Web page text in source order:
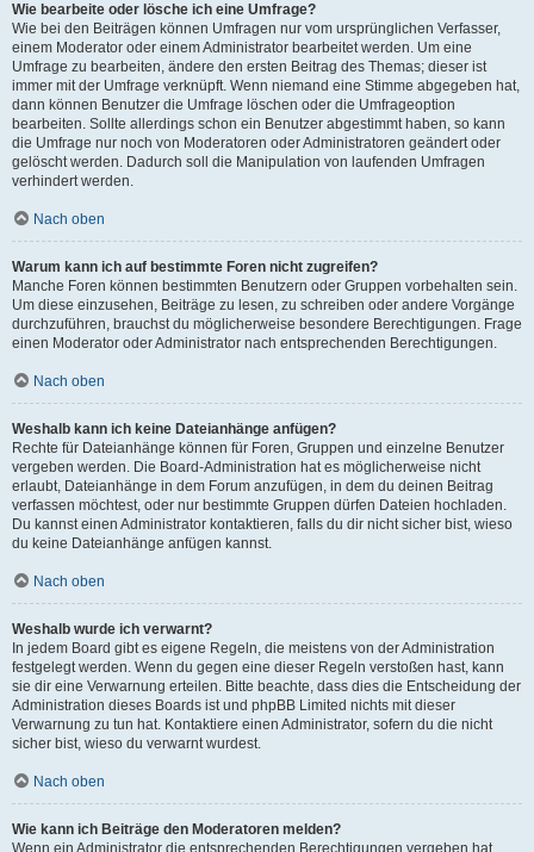
Wie bearbeite oder lösche ich eine Umfrage?
Wie bei den Beiträgen können Umfragen nur vom ursprünglichen Verfasser,
einem Moderator oder einem Administrator bearbeitet werden. Um eine
Umfrage zu bearbeiten, ändere den ersten Beitrag des Themas; dieser ist
immer mit der Umfrage verknüpft. Wenn niemand eine Stimme abgegeben hat,
dann können Benutzer die Umfrage löschen oder die Umfrageoption
bearbeiten. Sollte allerdings schon ein Benutzer abgestimmt haben, so kann
die Umfrage nur noch von Moderatoren oder Administratoren geändert oder
gelöscht werden. Dadurch soll die Manipulation von laufenden Umfragen
verhindert werden.
Nach oben
Warum kann ich auf bestimmte Foren nicht zugreifen?
Manche Foren können bestimmten Benutzern oder Gruppen vorbehalten sein.
Um diese einzusehen, Beiträge zu lesen, zu schreiben oder andere Vorgänge
durchzuführen, brauchst du möglicherweise besondere Berechtigungen. Frage
einen Moderator oder Administrator nach entsprechenden Berechtigungen.
Nach oben
Weshalb kann ich keine Dateianhänge anfügen?
Rechte für Dateianhänge können für Foren, Gruppen und einzelne Benutzer
vergeben werden. Die Board-Administration hat es möglicherweise nicht
erlaubt, Dateianhänge in dem Forum anzufügen, in dem du deinen Beitrag
verfassen möchtest, oder nur bestimmte Gruppen dürfen Dateien hochladen.
Du kannst einen Administrator kontaktieren, falls du dir nicht sicher bist, wieso
du keine Dateianhänge anfügen kannst.
Nach oben
Weshalb wurde ich verwarnt?
In jedem Board gibt es eigene Regeln, die meistens von der Administration
festgelegt werden. Wenn du gegen eine dieser Regeln verstoßen hast, kann
sie dir eine Verwarnung erteilen. Bitte beachte, dass dies die Entscheidung der
Administration dieses Boards ist und phpBB Limited nichts mit dieser
Verwarnung zu tun hat. Kontaktiere einen Administrator, sofern du die nicht
sicher bist, wieso du verwarnt wurdest.
Nach oben
Wie kann ich Beiträge den Moderatoren melden?
Wenn ein Administrator die entsprechenden Berechtigungen vergeben hat,